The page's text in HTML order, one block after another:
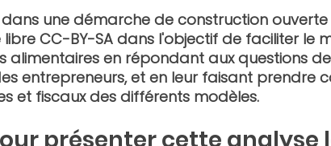
une démarche de construction
libre CC-BY-SA dans l'objectif de faciliter le
alimentaires en répondant aux questions de
entrepreneurs, et en leur faisant prendre
et fiscaux des différents modèles.